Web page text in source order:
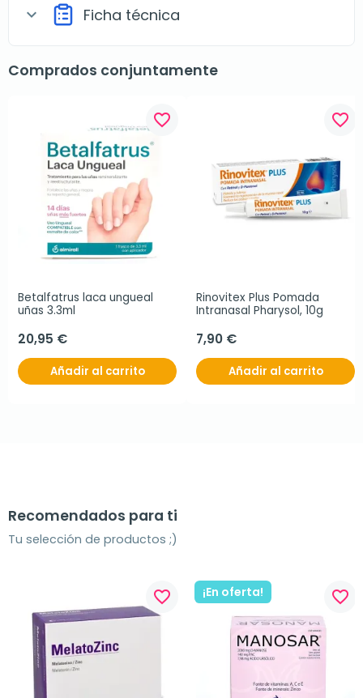
expand_more Ficha técnica
Comprados conjuntamente
favorite_border
Betalfatrus laca ungueal
uñas 3.3ml
20,95 €
Añadir al carrito
favorite_border
Rinovitex Plus Pomada
Intranasal Pharysol, 10g
7,90 €
Añadir al carrito
Recomendados para ti
Tu selección de productos ;)
favorite_border ¡En oferta! favorite_border